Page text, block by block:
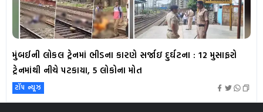
મુંબઈની લોકલ ટ્રેનમાં ભીડના કારણે સર્જાઇ દુર્ઘટના : 12 મુસાફરો
ટ્રેનમાંથી નીચે પટકાયા, 5 લોકોના મોત
ટૉપ ન્યૂઝ